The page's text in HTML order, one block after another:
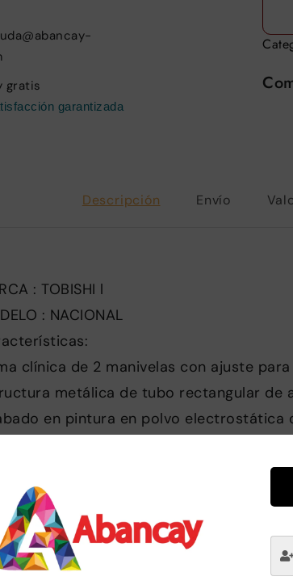
gratis
garantizada
Descripción Envío
: TOBISHI l
: NACIONAL
clínica de 2 manivelas con ajuste
metálica de tubo rectangular de
en pintura en polvo electrostática
premium de 5” silenciosas y de
de seguridad regulables con perillas
(1) Regula la inclinación del
(2) Regula la inclinación de las
técnicas: